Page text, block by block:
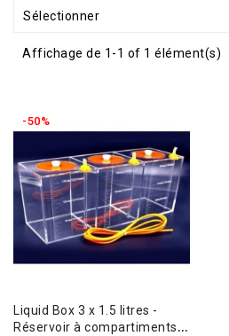
Sélectionner
Affichage de 1-1 of 1 élément(s)
-50%
Liquid Box 3 x 1.5 litres -
Réservoir à compartiments